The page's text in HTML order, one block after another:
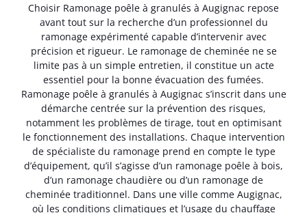
Choisir Ramonage poêle à granulés à Augignac repose
avant tout sur la recherche d’un professionnel du
ramonage expérimenté capable d’intervenir avec
précision et rigueur. Le ramonage de cheminée ne se
limite pas à un simple entretien, il constitue un acte
essentiel pour la bonne évacuation des fumées.
Ramonage poêle à granulés à Augignac s’inscrit dans une
démarche centrée sur la prévention des risques,
notamment les problèmes de tirage, tout en optimisant
le fonctionnement des installations. Chaque intervention
de spécialiste du ramonage prend en compte le type
d’équipement, qu’il s’agisse d’un ramonage poêle à bois,
d’un ramonage chaudière ou d’un ramonage de
cheminée traditionnel. Dans une ville comme Augignac,
où les conditions climatiques et l’usage du chauffage